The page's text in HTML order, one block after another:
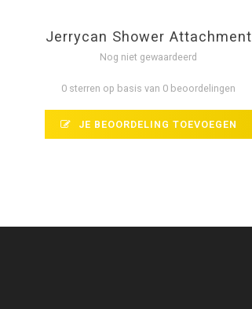
Jerrycan Shower Attachment
Nog niet gewaardeerd
0 sterren op basis van 0 beoordelingen
JE BEOORDELING TOEVOEGEN